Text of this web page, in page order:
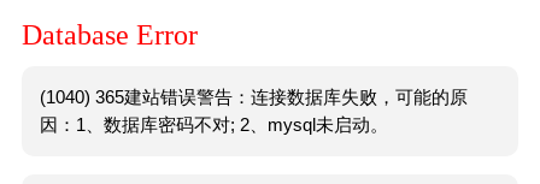
Database Error
(1040) 365建站错误警告：连接数据库失败，可能的原
因：1、数据库密码不对; 2、mysql未启动。